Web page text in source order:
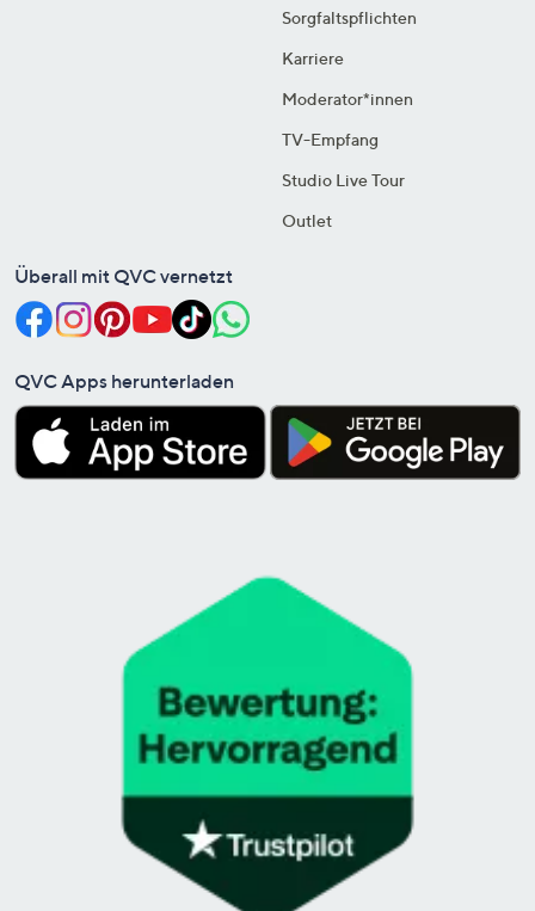
Sorgfaltspflichten
Karriere
Moderator*innen
TV-Empfang
Studio Live Tour
Outlet
Überall mit QVC vernetzt
QVC Apps herunterladen